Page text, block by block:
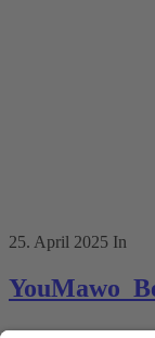
25. April 2025 In